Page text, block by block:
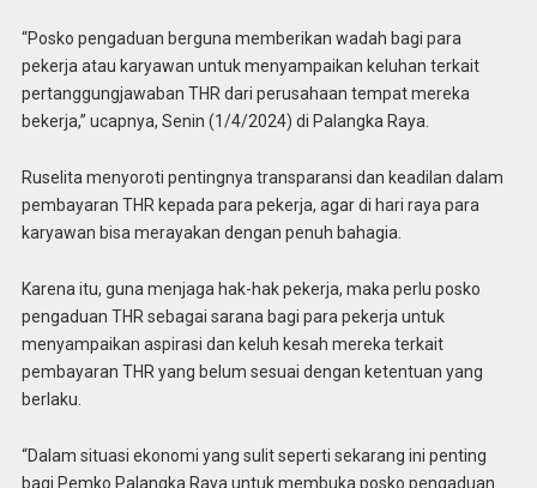
“Posko pengaduan berguna memberikan wadah bagi para
pekerja atau karyawan untuk menyampaikan keluhan terkait
pertanggungjawaban THR dari perusahaan tempat mereka
bekerja,” ucapnya, Senin (1/4/2024) di Palangka Raya.
Ruselita menyoroti pentingnya transparansi dan keadilan dalam
pembayaran THR kepada para pekerja, agar di hari raya para
karyawan bisa merayakan dengan penuh bahagia.
Karena itu, guna menjaga hak-hak pekerja, maka perlu posko
pengaduan THR sebagai sarana bagi para pekerja untuk
menyampaikan aspirasi dan keluh kesah mereka terkait
pembayaran THR yang belum sesuai dengan ketentuan yang
berlaku.
“Dalam situasi ekonomi yang sulit seperti sekarang ini penting
bagi Pemko Palangka Raya untuk membuka posko pengaduan